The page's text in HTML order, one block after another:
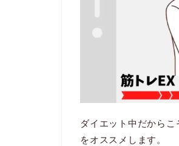
ダイエット中だから
をオススメします。